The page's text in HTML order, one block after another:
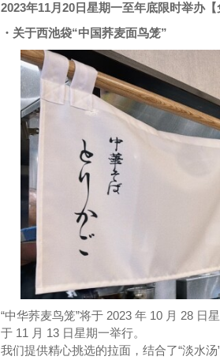
2023年11月20日星期一至年底限时举办【
・关于西池袋“中国荞麦面鸟笼”
“中华荞麦鸟笼”将于 2023 年 10 月 28 日
于 11 月 13 日星期一举行。
我们提供精心挑选的拉面，结合了“淡水